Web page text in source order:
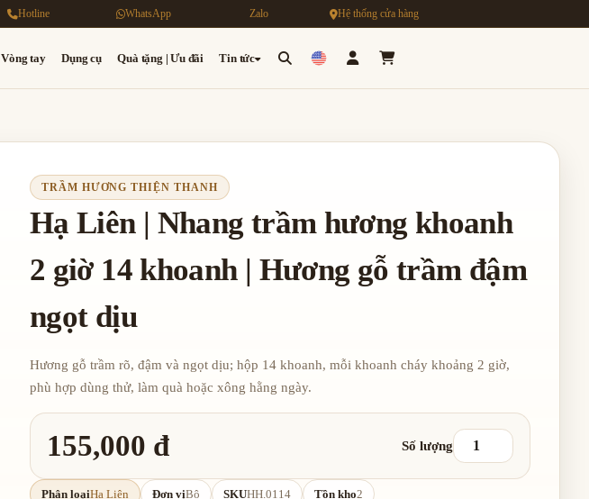
Hotline WhatsApp Zalo Hệ thống cửa hàng
Vòng tay Dụng cụ Quà tặng | Ưu đãi Tin tức
TRẦM HƯƠNG THIỆN THANH
Hạ Liên | Nhang trầm hương khoanh
2 giờ 14 khoanh | Hương gỗ trầm đậm
ngọt dịu
Hương gỗ trầm rõ, đậm và ngọt dịu; hộp 14 khoanh, mỗi khoanh cháy khoảng 2 giờ,
phù hợp dùng thử, làm quà hoặc xông hằng ngày.
155,000 đ Số lượng
Phân loạiHạ Liên Đơn vịBộ SKUHH.0114 Tồn kho2